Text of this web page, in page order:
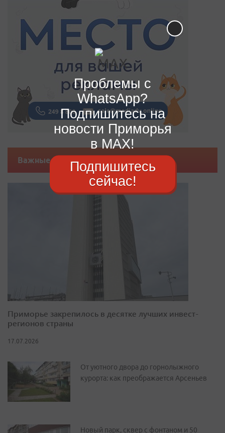
Важные новости
Приморье закрепилось в десятке лучших инвест-
регионов страны
17.07.2026
От уютного двора до горнолыжного
курорта: как преображается Арсеньев
Новый парк, сквер с фонтаном и 50
Проблемы с
WhatsApp?
Подпишитесь на
новости Приморья
в MAX!
Подпишитесь
сейчас!